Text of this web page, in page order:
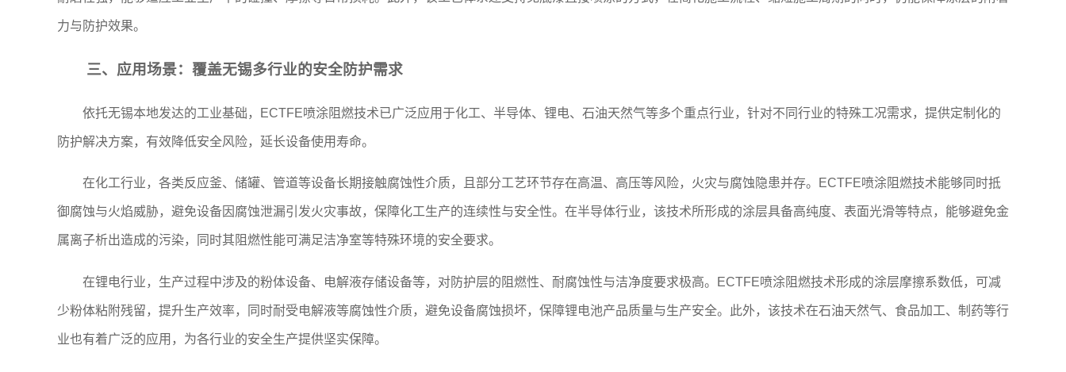
力与防护效果。
三、应用场景：覆盖无锡多行业的安全防护需求
依托无锡本地发达的工业基础，ECTFE喷涂阻燃技术已广泛应用于化工、半导体、锂电、石油天然气等多个重点行业，针对不同行业的特殊工况需求，提供定制化的
防护解决方案，有效降低安全风险，延长设备使用寿命。
在化工行业，各类反应釜、储罐、管道等设备长期接触腐蚀性介质，且部分工艺环节存在高温、高压等风险，火灾与腐蚀隐患并存。ECTFE喷涂阻燃技术能够同时抵
御腐蚀与火焰威胁，避免设备因腐蚀泄漏引发火灾事故，保障化工生产的连续性与安全性。在半导体行业，该技术所形成的涂层具备高纯度、表面光滑等特点，能够避免金
属离子析出造成的污染，同时其阻燃性能可满足洁净室等特殊环境的安全要求。
在锂电行业，生产过程中涉及的粉体设备、电解液存储设备等，对防护层的阻燃性、耐腐蚀性与洁净度要求极高。ECTFE喷涂阻燃技术形成的涂层摩擦系数低，可减
少粉体粘附残留，提升生产效率，同时耐受电解液等腐蚀性介质，避免设备腐蚀损坏，保障锂电池产品质量与生产安全。此外，该技术在石油天然气、食品加工、制药等行
业也有着广泛的应用，为各行业的安全生产提供坚实保障。